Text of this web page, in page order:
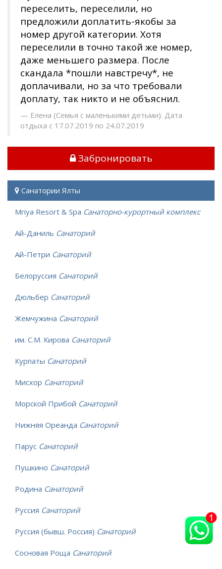
переселить, переселили, но
предложили доплатить-якобы за
номер другой категории. Хотя
переселили в точно такой же номер,
даже меньшего размера. После
скандала *пошли навстречу*, не
доплачивали, но за что требовали
доплату, так никто и не объяснил.
Елена (Семья с маленькими детьми). Дата
отдыха с 17.07.2019 по 24.07.2019
Забронировать
Санатории Ялты
Mriya Resort & Spa Санаторно-курортный комплекс
Ай-Даниль Санаторий
Ай-Петри Санаторий
Белоруссия Санаторий
Дюльбер Санаторий
Жемчужина Санаторий
им. С.М. Кирова Санаторий
Курпаты Санаторий
Мисхор Санаторий
Морской Прибой Санаторий
Нижняя Ореанда Санаторий
Парус Санаторий
Пушкино Санаторий
Родина Санаторий
Руссия Санаторий
Руссия (бывш. Россия) Санаторий
Сосновая Роща Санаторий